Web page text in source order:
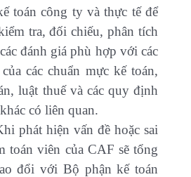
toán công ty và thực tế để
tra, đối chiếu, phân tích
đánh giá phù hợp với các
các chuẩn mực kế toán,
luật thuế và các quy định
có liên quan.
phát hiện vấn đề hoặc sai
toán viên của CAF sẽ tổng
đổi với Bộ phận kế toán